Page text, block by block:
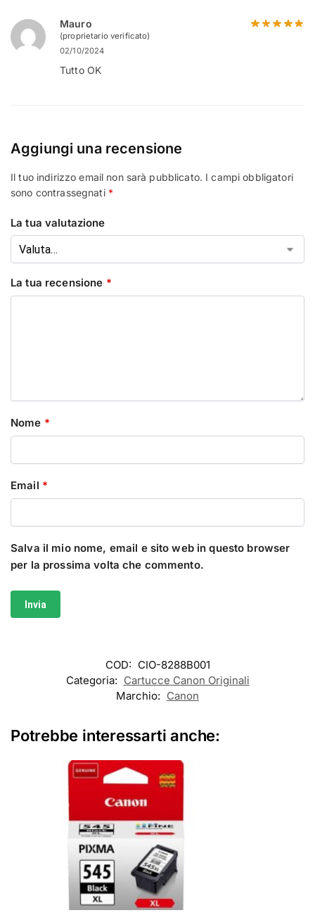
Mauro
(proprietario verificato)
02/10/2024
Tutto OK
Aggiungi una recensione
Il tuo indirizzo email non sarà pubblicato. I campi obbligatori
sono contrassegnati *
La tua valutazione
La tua recensione *
Nome *
Email *
Salva il mio nome, email e sito web in questo browser
per la prossima volta che commento.
COD: CIO-8288B001
Categoria: Cartucce Canon Originali
Marchio: Canon
Potrebbe interessarti anche: